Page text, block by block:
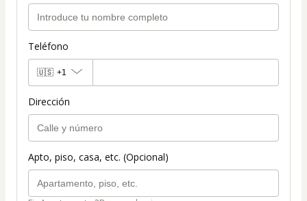
Teléfono
🇺🇸 +1
Dirección
Apto, piso, casa, etc. (Opcional)